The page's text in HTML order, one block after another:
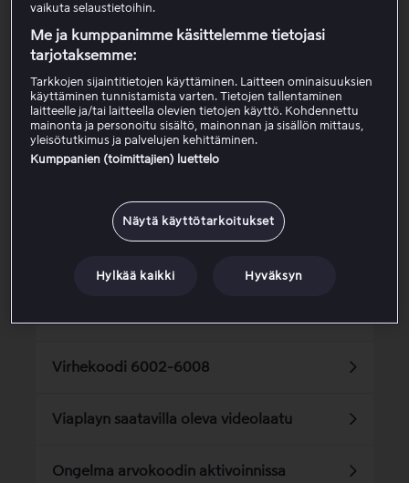
oikeassa yläkulmassa.
Siirry kohtaanMaksutiedotjaNäytä maksuhistoria
Oliko tästä artikkelista apua?
Asiaan liittyvät artikkelit
Virhekoodi 6002-6008
Viaplayn saatavilla oleva videolaatu
Ongelma arvokoodin aktivoinnissa
vaikuta selaustietoihin.
Me ja kumppanimme käsittelemme tietojasi
tarjotaksemme:
Tarkkojen sijaintitietojen käyttäminen. Laitteen ominaisuuksien
käyttäminen tunnistamista varten. Tietojen tallentaminen
laitteelle ja/tai laitteella olevien tietojen käyttö. Kohdennettu
mainonta ja personoitu sisältö, mainonnan ja sisällön mittaus,
yleisötutkimus ja palvelujen kehittäminen.
Kumppanien (toimittajien) luettelo
Näytä käyttötarkoitukset
Hylkää kaikki Hyväksyn